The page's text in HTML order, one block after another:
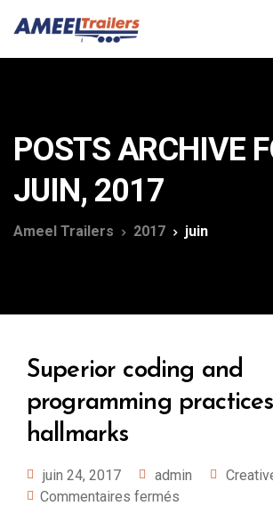
POSTS ARCHIVE
JUIN, 2017
Ameel Trailers 2017 juin
Superior coding and
programming
hallmarks
juin 24, 2017 admin
Commentaires fermés